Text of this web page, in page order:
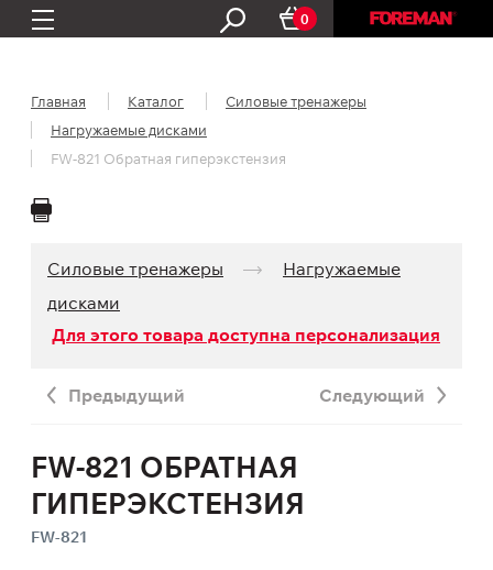
0
Главная Каталог
Силовые тренажеры
Нагружаемые дисками
FW-821 Обратная гиперэкстензия
Силовые тренажеры
Нагружаемые
дисками
Для этого товара доступна персонализация
Предыдущий Следующий
FW-821 ОБРАТНАЯ
ГИПЕРЭКСТЕНЗИЯ
FW-821